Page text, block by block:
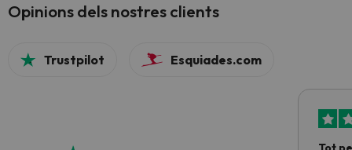
Opinions dels nostres clients
Trustpilot Esquiades.com